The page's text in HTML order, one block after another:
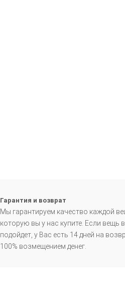
Гарантия и возврат
Мы гарантируем качество каждой
которую вы у нас купите. Если вещь
подойдет, у Вас есть 14 дней на
100% возмещением денег.